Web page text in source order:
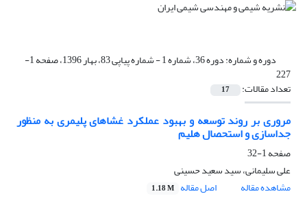
دوره و شماره: دوره 36، شماره 1 - شماره پیاپی 83، بهار 1396، صفحه 1-
227
تعداد مقالات: 17
مروری بر روند توسعه و بهبود عملکرد غشاهای پلیمری به منظور
جداسازی و استحصال هلیم
صفحه1-32
علی سلیمانی، سید سعید حسینی
مشاهده مقاله
اصل مقاله 1.18 M